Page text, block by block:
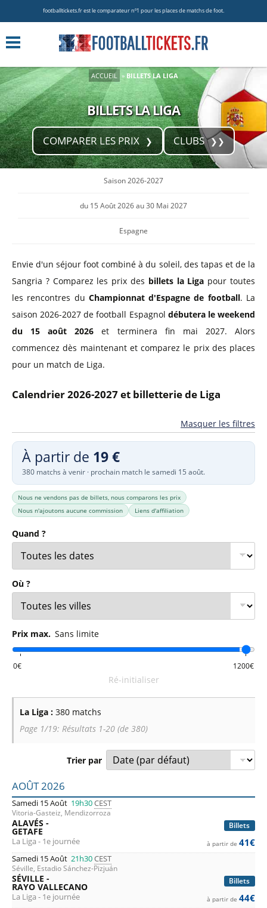
footballtickets.fr est le comparateur nº1 pour les places de matchs de foot.
ACCUEIL » BILLETS LA LIGA
BILLETS LA LIGA
COMPARER LES PRIX CLUBS
Saison 2026-2027
du 15 Août 2026 au 30 Mai 2027
Espagne
Envie d'un séjour foot combiné à du soleil, des tapas et de la
Sangria ? Comparez les prix des billets la Liga pour toutes
les rencontres du Championnat d'Espagne de football. La
saison 2026-2027 de football Espagnol débutera le weekend
du 15 août 2026 et terminera fin mai 2027. Alors
commencez dès maintenant et comparez le prix des places
pour un match de Liga.
Calendrier 2026-2027 et billetterie de Liga
Masquer les filtres
À partir de 19 €
380 matchs à venir · prochain match le samedi 15 août.
Nous ne vendons pas de billets, nous comparons les prix
Nous n'ajoutons aucune commission
Liens d'affiliation
Quand ?
Où ?
Prix max. Sans limite
Ré-initialiser
La Liga : 380 matchs
Page 1/19: Résultats 1-20 (de 380)
Trier par
Liste des prochains matchs : La Liga. Colonne 1 : date,
AOÛT 2026
Samedi 15 Août 19h30CEST
Vitoria-Gasteiz, Mendizorroza
Billets
ALAVÉS -
GETAFE
La Liga - 1e journée à partir de 41€
Samedi 15 Août 21h30CEST
Séville, Estadio Sánchez-Pizjuán
Billets
SÉVILLE -
RAYO VALLECANO
La Liga - 1e journée à partir de 44€